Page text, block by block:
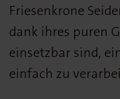
Friesenkrone
dank ihres puren
einsetzbar sind,
einfach zu